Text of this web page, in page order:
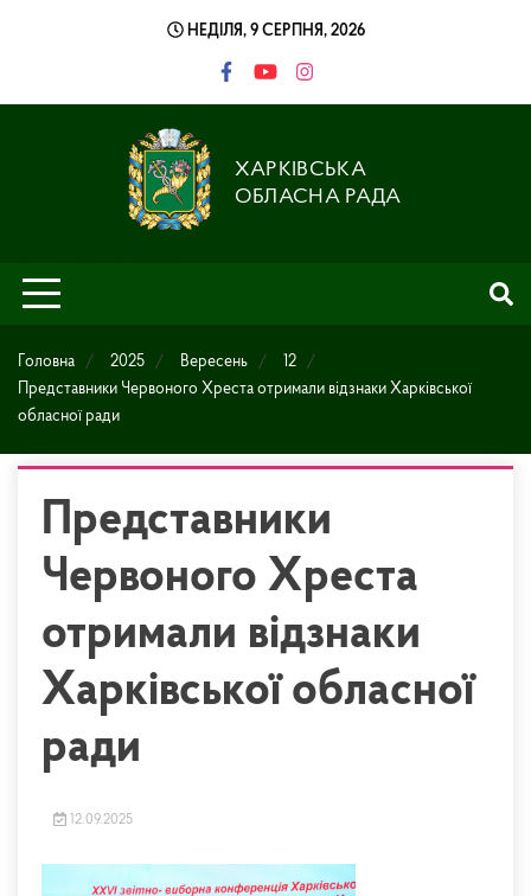
НЕДІЛЯ, 9 СЕРПНЯ, 2026
ХАРКІВСЬКА
ОБЛАСНА РАДА
Головна 2025 Вересень
12
Представники Червоного Хреста отримали відзнаки Харківської
обласної ради
Представники
Червоного Хреста
отримали відзнаки
Харківської обласної
ради
12.09.2025